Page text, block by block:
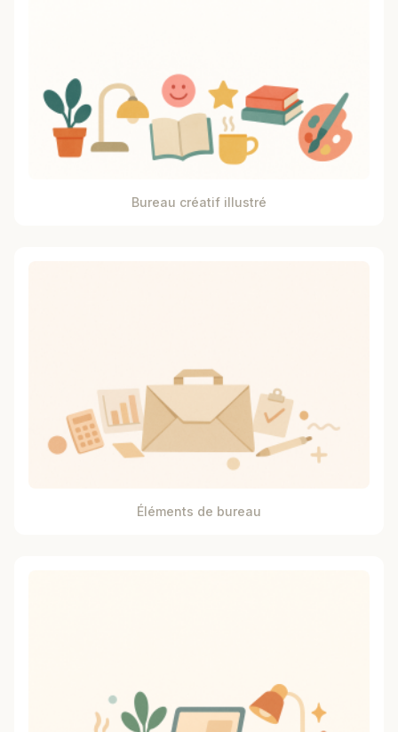
Bureau créatif illustré
Éléments de bureau